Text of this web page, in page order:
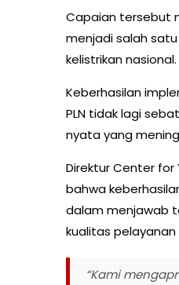
Capaian tersebut
menjadi salah
kelistrikan nasional.
Keberhasilan
PLN tidak lagi
nyata yang
Direktur Center for
bahwa
dalam menjawab
kualitas pelayanan
“Kami